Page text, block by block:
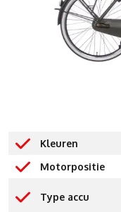
Kleuren
Motorpositie
Type accu